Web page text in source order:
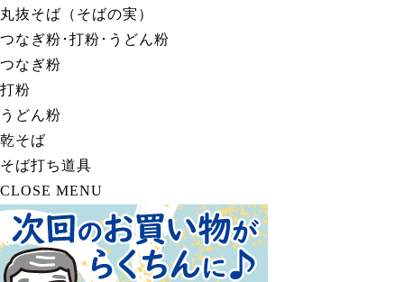
丸抜そば（そばの実）
つなぎ粉･打粉･うどん粉
つなぎ粉
打粉
うどん粉
乾そば
そば打ち道具
CLOSE MENU